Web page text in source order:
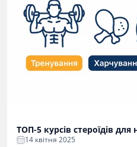
ТОП-5 курсів стероїдів для
14 квітня 2025